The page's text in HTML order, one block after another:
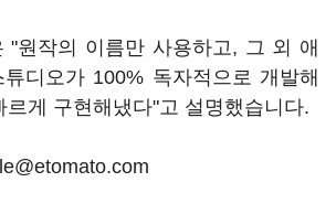
"원작의 이름만 사용하고, 그 외 애
디오가 100% 독자적으로 개발해
르게 구현해냈다"고 설명했습니다.